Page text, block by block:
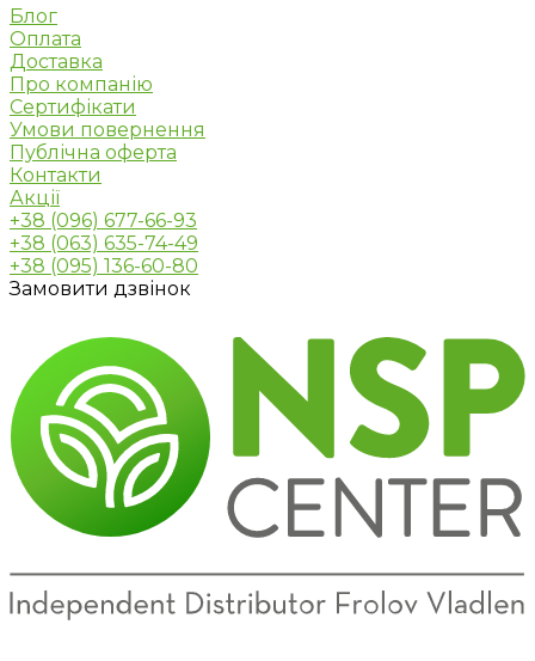
Блог
Оплата
Доставка
Про компанію
Сертифікати
Умови повернення
Публічна оферта
Контакти
Акції
+38 (096) 677-66-93
+38 (063) 635-74-49
+38 (095) 136-60-80
Замовити дзвінок